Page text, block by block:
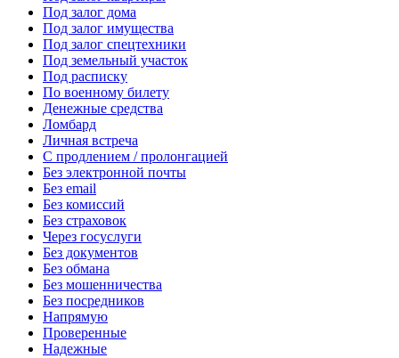
Под залог дома
Под залог имущества
Под залог спецтехники
Под земельный участок
Под расписку
По военному билету
Денежные средства
Ломбард
Личная встреча
С продлением / пролонгацией
Без электронной почты
Без email
Без комиссий
Без страховок
Через госуслуги
Без документов
Без обмана
Без мошенничества
Без посредников
Напрямую
Проверенные
Надежные